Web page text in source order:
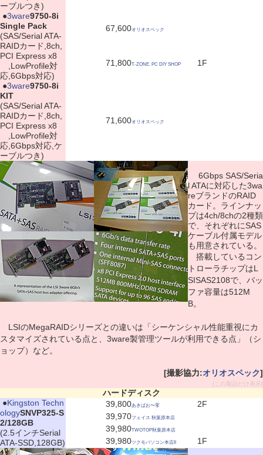
ーブルつき)
●3ware9750-8i
Single Pack
(SAS/Serial ATA-
RAIDカード,8ch,
PCI Express x8
,LowProfile対
応,6Gbps対応)
67,600オリオスペック
71,800T-ZONE. PC DIY SHOP 1F
●3ware9750-8i
KIT
(SAS/Serial ATA-
RAIDカード,8ch,
PCI Express x8
,LowProfile対
応,6Gbps対応,ケ
ーブルつき)
71,600オリオスペック
6Gbps SAS/Seria
l ATAに対応した3wa
reブランドのRAID
カード。ラインナッ
プは4ch/8chの2種類
で、それぞれにSAS
ケーブル付属モデル
も用意されている。
搭載しているコン
トローラチップはL
SISAS2108で、バッ
ファ容量は512M
B。
LSIのMegaRAIDシリーズとの違いは「シーケンシャル性能重視にカ
スタマイズされている点と、3ware製管理ツールが利用できる点」（シ
ョップ）など。
[撮影協力:オリオスペック]
[この製品だけ表示]
ハードディスク
●Kingston Techn
ologySNVP325-S
2/128GB
(2.5インチSerial
ATA-SSD,128GB)
39,800あきばお〜零
2F
39,970フェイス 秋葉原本店
39,980TWOTOP秋葉原本店
39,980ツクモパソコン本店II 1F